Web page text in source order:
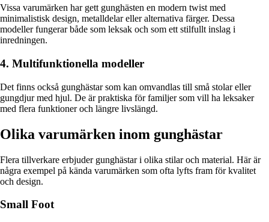
Vissa varumärken har gett gunghästen en modern twist med
minimalistisk design, metalldelar eller alternativa färger. Dessa
modeller fungerar både som leksak och som ett stilfullt inslag i
inredningen.
4. Multifunktionella modeller
Det finns också gunghästar som kan omvandlas till små stolar eller
gungdjur med hjul. De är praktiska för familjer som vill ha leksaker
med flera funktioner och längre livslängd.
Olika varumärken inom gunghästar
Flera tillverkare erbjuder gunghästar i olika stilar och material. Här är
några exempel på kända varumärken som ofta lyfts fram för kvalitet
och design.
Small Foot